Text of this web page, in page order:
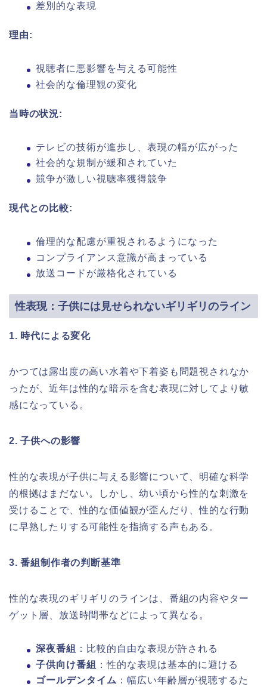
差別的な表現
理由:
視聴者に悪影響を与える可能性
社会的な倫理観の変化
当時の状況:
テレビの技術が進歩し、表現の幅が広がった
社会的な規制が緩和されていた
競争が激しい視聴率獲得競争
現代との比較:
倫理的な配慮が重視されるようになった
コンプライアンス意識が高まっている
放送コードが厳格化されている
性表現：子供には見せられないギリギリのライン
1. 時代による変化
かつては露出度の高い水着や下着姿も問題視されなか
ったが、近年は性的な暗示を含む表現に対してより敏
感になっている。
2. 子供への影響
性的な表現が子供に与える影響について、明確な科学
的根拠はまだない。しかし、幼い頃から性的な刺激を
受けることで、性的な価値観が歪んだり、性的な行動
に早熟したりする可能性を指摘する声もある。
3. 番組制作者の判断基準
性的な表現のギリギリのラインは、番組の内容やター
ゲット層、放送時間帯などによって異なる。
深夜番組
：比較的自由な表現が許される
子供向け番組
：性的な表現は基本的に避ける
ゴールデンタイム ：幅広い年齢層が視聴するた